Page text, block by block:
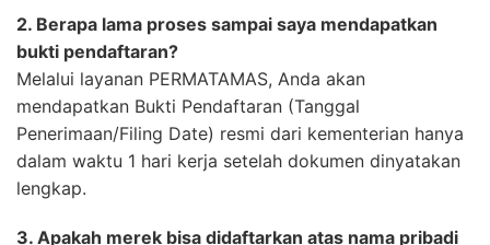
2. Berapa lama proses sampai saya mendapatkan
bukti pendaftaran?
Melalui layanan PERMATAMAS, Anda akan
mendapatkan Bukti Pendaftaran (Tanggal
Penerimaan/Filing Date) resmi dari kementerian hanya
dalam waktu 1 hari kerja setelah dokumen dinyatakan
lengkap.
3. Apakah merek bisa didaftarkan atas nama pribadi